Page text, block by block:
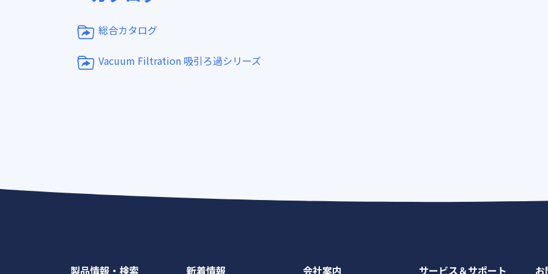
総合カタログ
Vacuum Filtration 吸引ろ過シリーズ
製品情報・検索 新着情報 会社案内 サービス＆サポート